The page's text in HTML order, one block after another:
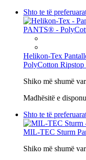
Shto te të
Helikon-Tex
PolyCotton
Shiko më shumë
Madhësitë e
Shto te të
MIL-TEC Sturm
Shiko më shumë